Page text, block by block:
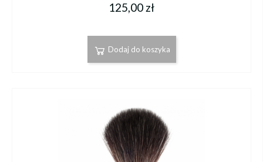
125,00 zł
Dodaj do koszyka